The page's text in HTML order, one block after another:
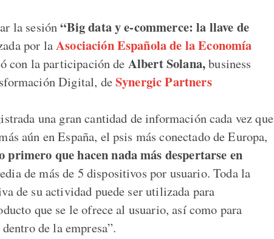
la sesión“Big data y e-commerce: la llave de
por laAsociación Española de la Economía
con la participación de Albert Solana,business
Digital, deSynergic Partners
una gran cantidad de información cada vez que
aún en España, el psis más conectado de Europa,
primero que hacen nada más despertarse en
de más de 5 dispositivos por usuario. Toda la
de su actividad puede ser utilizada para
que se le ofrece al usuario, así como para
de la empresa”.